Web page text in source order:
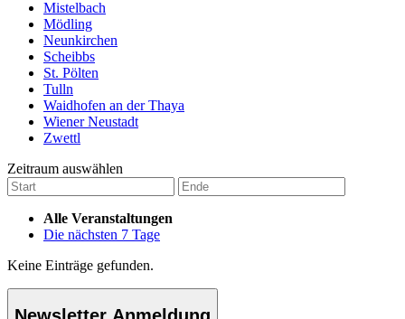
Mistelbach
Mödling
Neunkirchen
Scheibbs
St. Pölten
Tulln
Waidhofen an der Thaya
Wiener Neustadt
Zwettl
Zeitraum auswählen
Alle Veranstaltungen
Die nächsten 7 Tage
Keine Einträge gefunden.